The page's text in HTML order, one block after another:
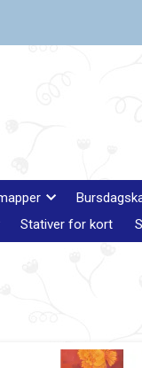
Stativer for kort